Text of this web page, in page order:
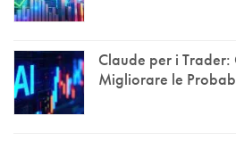
Claude per i
Migliorare le